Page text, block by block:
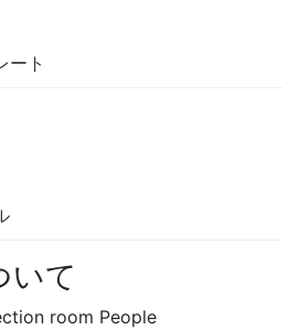
ト
いて
room People